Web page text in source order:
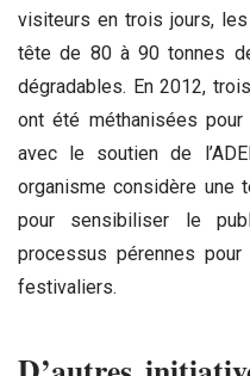
visiteurs en trois jours,
tête de 80 à 90 tonnes
dégradables. En 2012,
ont été méthanisées
avec le soutien de
organisme considère une
pour sensibiliser le
processus pérennes
festivaliers.